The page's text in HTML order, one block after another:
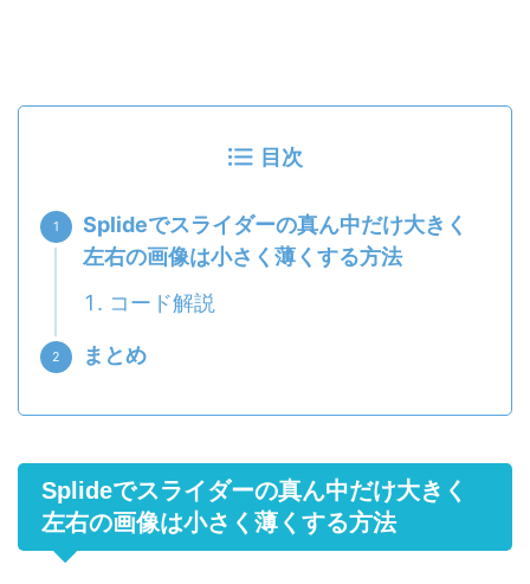
目次
Splideでスライダーの真ん中だけ大きく
左右の画像は小さく薄くする方法
コード解説
まとめ
Splideでスライダーの真ん中だけ大きく
左右の画像は小さく薄くする方法